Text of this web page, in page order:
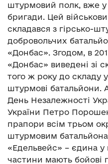
штурмовий полк, вже у
бригади. Цей
складався з гірсько-
добровольчих
«Донбас». Згодом, в
«Донбас» виведені зі
того ж року до складу
штурмові батальйони.
День Незалежності
України Петро
прапори всім трьом
штурмовим
«Едельвейс» – єдина у
частини мають бойові